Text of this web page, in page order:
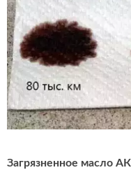
Загрязненное масло